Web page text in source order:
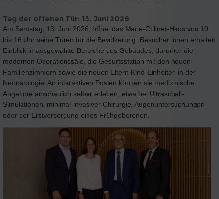
Tag der offenen Tür: 13. Juni 2026
Am Samstag, 13. Juni 2026, öffnet das Marie-Colinet-Haus von 10
bis 16 Uhr seine Türen für die Bevölkerung. Besucher:innen erhalten
Einblick in ausgewählte Bereiche des Gebäudes, darunter die
modernen Operationssäle, die Geburtsstation mit den neuen
Familienzimmern sowie die neuen Eltern-Kind-Einheiten in der
Neonatologie. An interaktiven Posten können sie medizinische
Angebote anschaulich selber erleben, etwa bei Ultraschall-
Simulationen, minimal-invasiver Chirurgie, Augenuntersuchungen
oder der Erstversorgung eines Frühgeborenen.